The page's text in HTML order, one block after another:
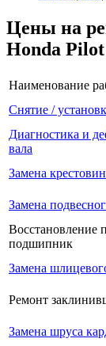
Цены на
Honda Pilot
Наименование
Снятие /
Диагностика и
вала
Замена
Замена
Восстановление
подшипник
Замена
Ремонт
Замена шруса